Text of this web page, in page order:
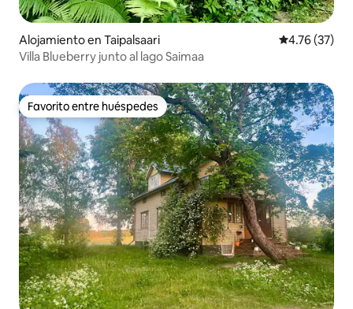
Alojamiento en Taipalsaari Calificación
4.76 (37)
Villa Blueberry junto al lago Saimaa
Favorito entre huéspedes
Favorito entre huéspedes